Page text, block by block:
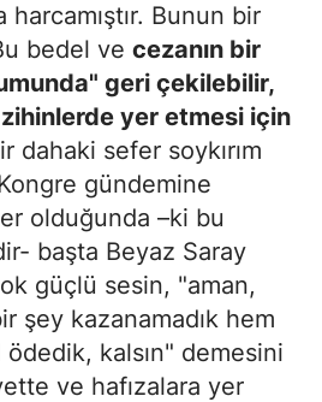
Bunun bir
bedel ve cezanın bir
geri çekilebilir,
zihinlerde yer etmesi için
dahaki sefer soykırım
gündemine
olduğunda –ki bu
başta Beyaz Saray
güçlü sesin, "aman,
şey kazanamadık hem
kalsın" demesini
ve hafızalara yer